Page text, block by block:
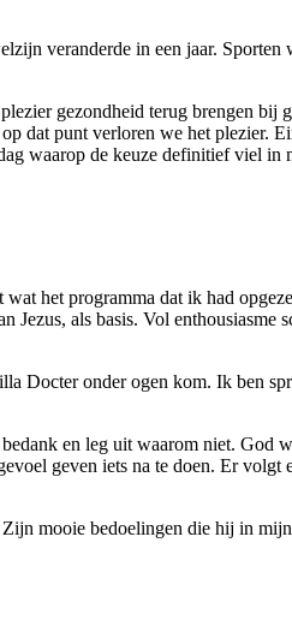
veranderde in een jaar.
gezondheid terug brengen bij
dat punt verloren we het plezier.
waarop de keuze definitief viel
het programma dat ik had
Jezus, als basis. Vol
Docter onder ogen kom. Ik ben
en leg uit waarom niet. God
geven iets na te doen. Er volgt
mooie bedoelingen die hij in